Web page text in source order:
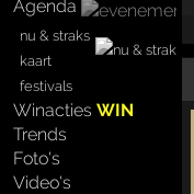
Agenda
nu & straks
kaart
festivals
WinactiesWIN
Trends
Foto's
Video's